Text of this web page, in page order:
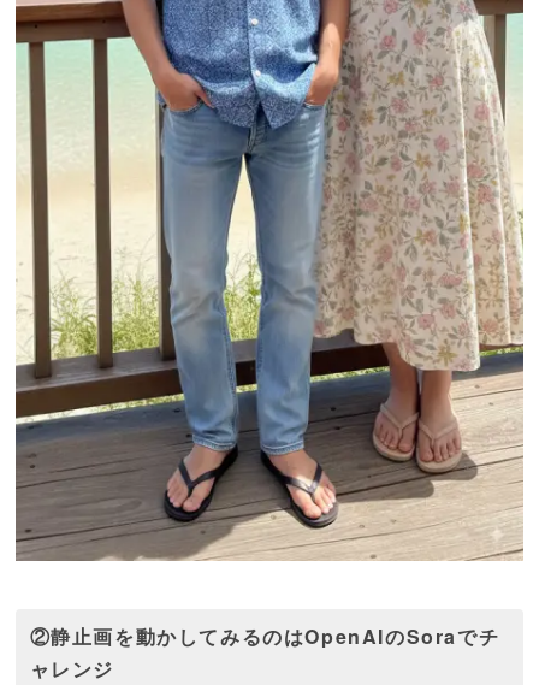
②静止画を動かしてみるのはOpenAIのSoraでチ
ャレンジ